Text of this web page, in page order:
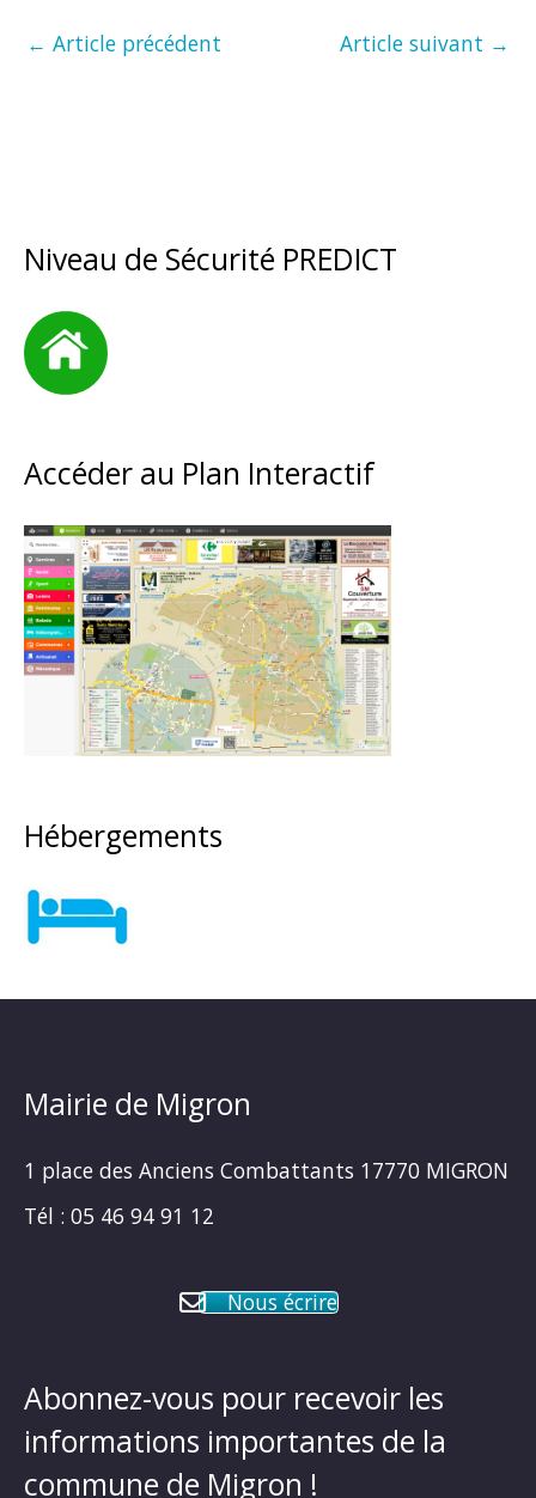
← Article précédent Article suivant →
Niveau de Sécurité PREDICT
Accéder au Plan Interactif
Hébergements
Mairie de Migron
1 place des Anciens Combattants 17770 MIGRON
Tél : 05 46 94 91 12
Nous écrire
Abonnez-vous pour recevoir les
informations importantes de la
commune de Migron !